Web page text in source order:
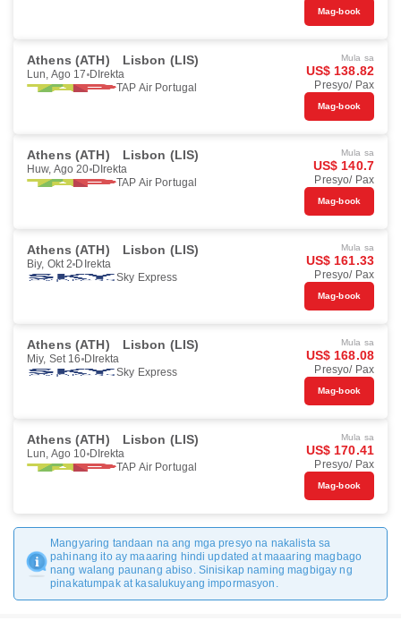
Mag-book
Athens (ATH) Lisbon (LIS)
Lun, Ago 17 DIrekta
TAP Air Portugal
Mula sa
US$ 138.82
Presyo/ Pax
Mag-book
Athens (ATH) Lisbon (LIS)
Huw, Ago 20 DIrekta
TAP Air Portugal
Mula sa
US$ 140.7
Presyo/ Pax
Mag-book
Athens (ATH) Lisbon (LIS)
Biy, Okt 2 DIrekta
Sky Express
Mula sa
US$ 161.33
Presyo/ Pax
Mag-book
Athens (ATH) Lisbon (LIS)
Miy, Set 16 DIrekta
Sky Express
Mula sa
US$ 168.08
Presyo/ Pax
Mag-book
Athens (ATH) Lisbon (LIS)
Lun, Ago 10 DIrekta
TAP Air Portugal
Mula sa
US$ 170.41
Presyo/ Pax
Mag-book
Mangyaring tandaan na ang mga presyo na nakalista sa
pahinang ito ay maaaring hindi updated at maaaring magbago
nang walang paunang abiso. Sinisikap naming magbigay ng
pinakatumpak at kasalukuyang impormasyon.